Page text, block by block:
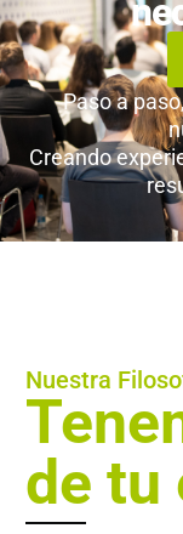
Paso a
Creando
Nuestra
de tu